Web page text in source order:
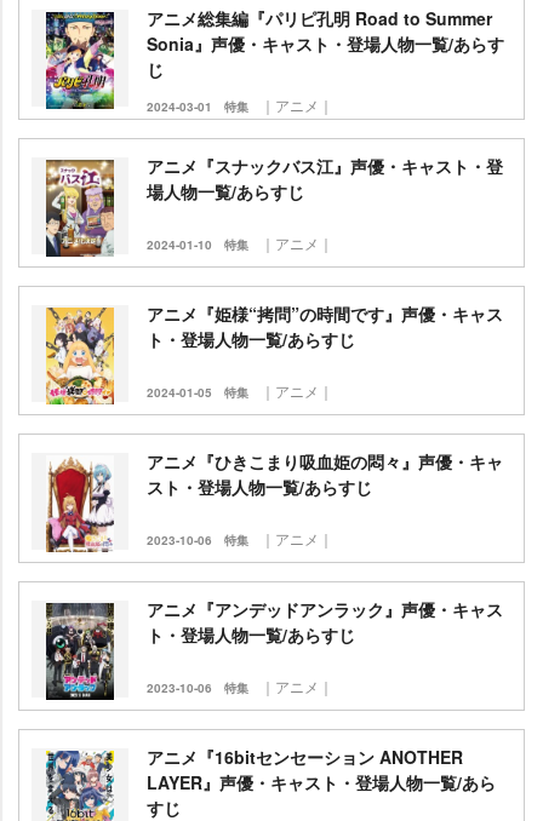
アニメ総集編『パリピ孔明 Road to Summer
Sonia』声優・キャスト・登場人物一覧/あらす
じ
2024-03-01 特集 ｜アニメ｜
アニメ『スナックバス江』声優・キャスト・登
場人物一覧/あらすじ
2024-01-10 特集 ｜アニメ｜
アニメ『姫様“拷問”の時間です』声優・キャス
ト・登場人物一覧/あらすじ
2024-01-05 特集 ｜アニメ｜
アニメ『ひきこまり吸血姫の悶々』声優・キャ
スト・登場人物一覧/あらすじ
2023-10-06 特集 ｜アニメ｜
アニメ『アンデッドアンラック』声優・キャス
ト・登場人物一覧/あらすじ
2023-10-06 特集 ｜アニメ｜
アニメ『16bitセンセーション ANOTHER
LAYER』声優・キャスト・登場人物一覧/あら
すじ